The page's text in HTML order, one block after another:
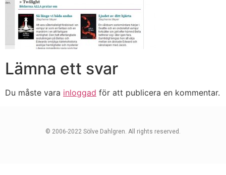
Lämna ett svar
Du måste vara inloggad för att publicera en kommentar.
© 2006-2022 Sölve Dahlgren. All rights reserved.